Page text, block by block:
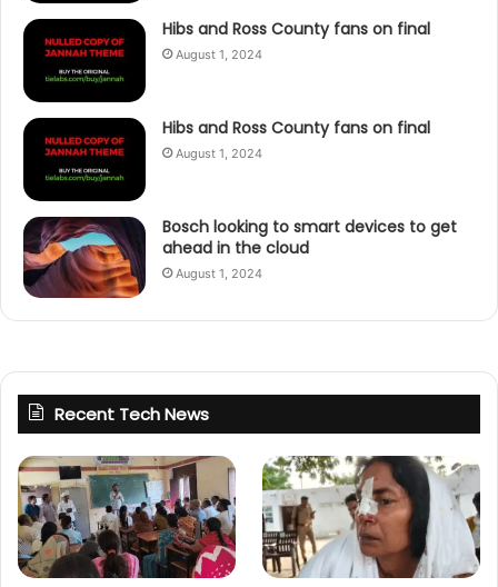
Hibs and Ross County fans on final
August 1, 2024
Hibs and Ross County fans on final
August 1, 2024
Bosch looking to smart devices to get
ahead in the cloud
August 1, 2024
Recent Tech News